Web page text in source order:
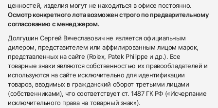
ценностей, изделия могут не находиться в офисе постоянно.
Осмотр конкретного лота возможен строго по предварительному
согласованию с менеджером.
Долгушин Сергей Вячеславович не является официальным
дилером, представителем или аффилированным лицом марок,
представленных на сайте (Rolex, Patek Philippe и др.). Все
товарные знаки являются собственностью их правообладателей и
используются на сайте исключительно для идентификации
товаров, вводимых в гражданский оборот третьими лицами
(собственниками), что соответствует ст. 1487 ГК РФ («Исчерпание
исключительного права на товарный знак»).